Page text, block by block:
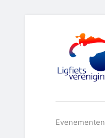
Evenementen